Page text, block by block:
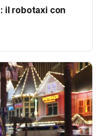
il robotaxi con